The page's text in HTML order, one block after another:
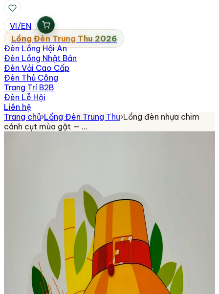
VI/EN
Lồng Đèn Trung Thu 2026
Đèn Lồng Hội An
Đèn Lồng Nhật Bản
Đèn Vải Cao Cấp
Đèn Thủ Công
Trang Trí B2B
Đèn Lễ Hội
Liên hệ
Trang chủ›Lồng Đèn Trung Thu›Lồng đèn nhựa chim
cánh cụt mùa gặt — …